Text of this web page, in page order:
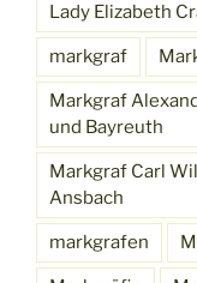
Lady Elizabeth
markgraf
Markgraf
und Bayreuth
Markgraf Carl
Ansbach
markgrafen